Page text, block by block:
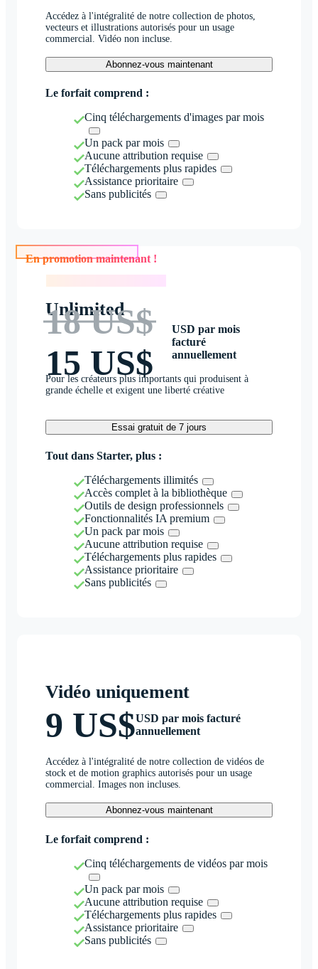
Accédez à l'intégralité de notre collection de photos,
vecteurs et illustrations autorisés pour un usage
commercial. Vidéo non incluse.
Abonnez-vous maintenant
Le forfait comprend :
Cinq téléchargements d'images par mois
Un pack par mois
Aucune attribution requise
Téléchargements plus rapides
Assistance prioritaire
Sans publicités
En promotion maintenant !
Unlimited
18 US$
15 US$
USD par mois
facturé
annuellement
Pour les créateurs plus importants qui produisent à
grande échelle et exigent une liberté créative
Essai gratuit de 7 jours
Tout dans Starter, plus :
Téléchargements illimités
Accès complet à la bibliothèque
Outils de design professionnels
Fonctionnalités IA premium
Un pack par mois
Aucune attribution requise
Téléchargements plus rapides
Assistance prioritaire
Sans publicités
Vidéo uniquement
9 US$USD par mois facturé
annuellement
Accédez à l'intégralité de notre collection de vidéos de
stock et de motion graphics autorisés pour un usage
commercial. Images non incluses.
Abonnez-vous maintenant
Le forfait comprend :
Cinq téléchargements de vidéos par mois
Un pack par mois
Aucune attribution requise
Téléchargements plus rapides
Assistance prioritaire
Sans publicités